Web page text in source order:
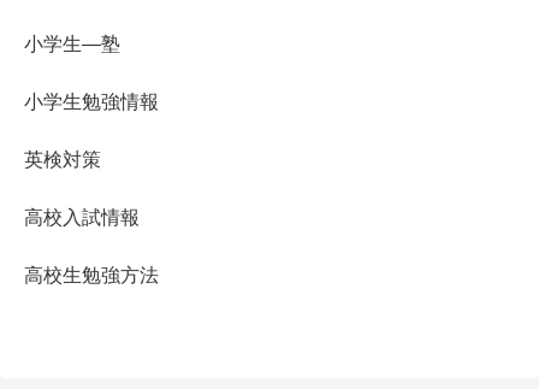
小学生―塾
小学生勉強情報
英検対策
高校入試情報
高校生勉強方法